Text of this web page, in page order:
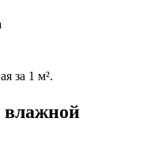
за 1 м².
влажной